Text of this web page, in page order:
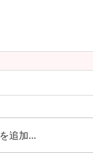
追加…